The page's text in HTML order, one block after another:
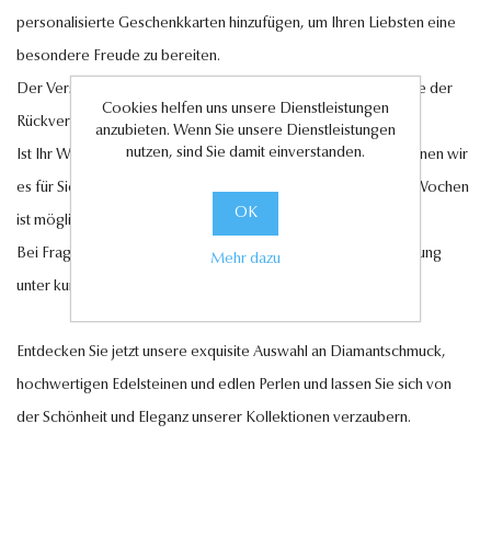
personalisierte Geschenkkarten hinzufügen, um Ihren Liebsten eine
besondere Freude zu bereiten.
Der Versand innerhalb Deutschlands ist kostenlos, ebenso wie der
Rückversand im Falle eines Umtauschs oder einer Retoure.
Ist Ihr Wunschschmuckstück nicht auf Lager? Auf Anfrage können wir
es für Sie anfertigen lassen. Eine Lieferung innerhalb von 6-7 Wochen
ist möglich.
Bei Fragen steht Ihnen unser Kundenservice gerne zur Verfügung
unter kundenservice@antwerp-diamonds.de.
Entdecken Sie jetzt unsere exquisite Auswahl an Diamantschmuck,
hochwertigen Edelsteinen und edlen Perlen und lassen Sie sich von
der Schönheit und Eleganz unserer Kollektionen verzaubern.
Cookies helfen uns unsere Dienstleistungen
anzubieten. Wenn Sie unsere Dienstleistungen
nutzen, sind Sie damit einverstanden.
OK
Mehr dazu